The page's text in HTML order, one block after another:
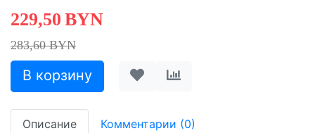
229,50 BYN
283,60 BYN
Описание Комментарии (0)